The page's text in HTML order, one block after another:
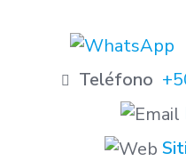
Teléfono